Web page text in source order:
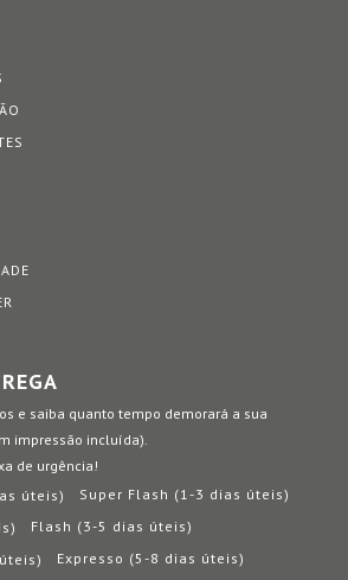
e saiba quanto tempo demorará a sua
impressão incluída).
de urgência!
Super Flash (1-3 dias úteis)
Flash (3-5 dias úteis)
Expresso (5-8 dias úteis)